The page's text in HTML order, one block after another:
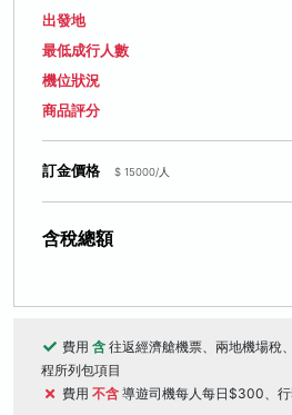
出發地
最低成行人數
機位狀況
商品評分
訂金價格 $ 15000/人
含稅總額
費用 含 往返經濟艙機票、兩地機場稅
程所列包項目
費用 不含 導遊司機每人每日$300、